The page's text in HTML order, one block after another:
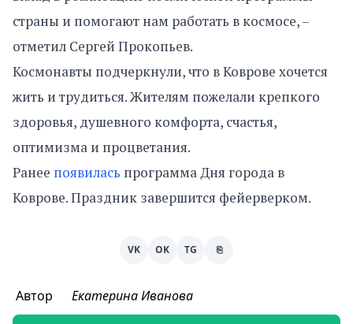
страны и помогают нам работать в космосе, –
отметил Сергей Прокопьев.
Космонавты подчеркнули, что в Коврове хочется
жить и трудиться. Жителям пожелали крепкого
здоровья, душевного комфорта, счастья,
оптимизма и процветания.
Ранее появилась программа Дня города в
Коврове. Праздник завершится фейерверком.
VK OK TG ⎘
Автор Екатерина Иванова